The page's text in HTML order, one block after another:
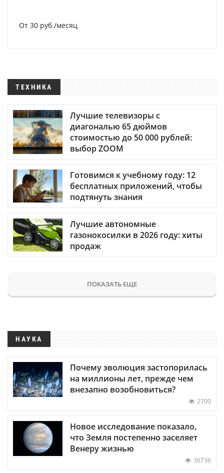
От 30 руб./месяц
ТЕХНИКА
Лучшие телевизоры с
диагональю 65 дюймов
стоимостью до 50 000 рублей:
выбор ZOOM
Готовимся к учебному году: 12
бесплатных приложений, чтобы
подтянуть знания
Лучшие автономные
газонокосилки в 2026 году: хиты
продаж
ПОКАЗАТЬ ЕЩЕ
НАУКА
Почему эволюция застопорилась
на миллионы лет, прежде чем
внезапно возобновиться?
2700
Новое исследование показало,
что Земля постепенно заселяет
Венеру жизнью
36736